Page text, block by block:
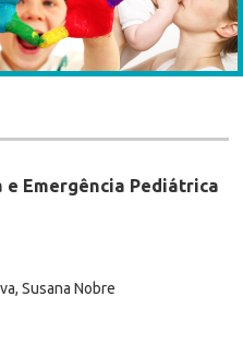
e Emergência Pediátrica
Susana Nobre